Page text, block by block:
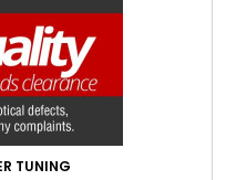
TUNING